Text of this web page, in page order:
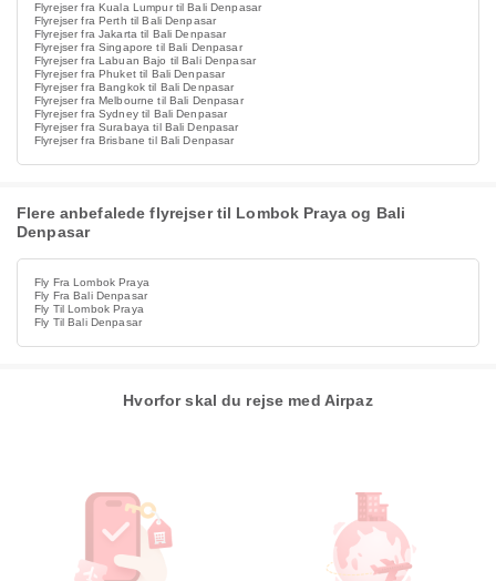
Flyrejser fra Kuala Lumpur til Bali Denpasar
Flyrejser fra Perth til Bali Denpasar
Flyrejser fra Jakarta til Bali Denpasar
Flyrejser fra Singapore til Bali Denpasar
Flyrejser fra Labuan Bajo til Bali Denpasar
Flyrejser fra Phuket til Bali Denpasar
Flyrejser fra Bangkok til Bali Denpasar
Flyrejser fra Melbourne til Bali Denpasar
Flyrejser fra Sydney til Bali Denpasar
Flyrejser fra Surabaya til Bali Denpasar
Flyrejser fra Brisbane til Bali Denpasar
Flere anbefalede flyrejser til Lombok Praya og Bali
Denpasar
Fly Fra Lombok Praya
Fly Fra Bali Denpasar
Fly Til Lombok Praya
Fly Til Bali Denpasar
Hvorfor skal du rejse med Airpaz